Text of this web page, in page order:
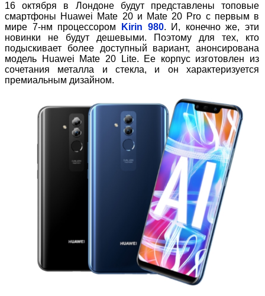
16 октября в Лондоне будут представлены топовые
смартфоны Huawei Mate 20 и Mate 20 Pro с первым в
мире 7-нм процессором
Kirin 980. И, конечно же, эти
новинки не будут дешевыми. Поэтому для тех, кто
подыскивает более доступный вариант, анонсирована
модель Huawei Mate 20 Lite. Ее корпус изготовлен из
сочетания металла и стекла, и он характеризуется
премиальным дизайном.